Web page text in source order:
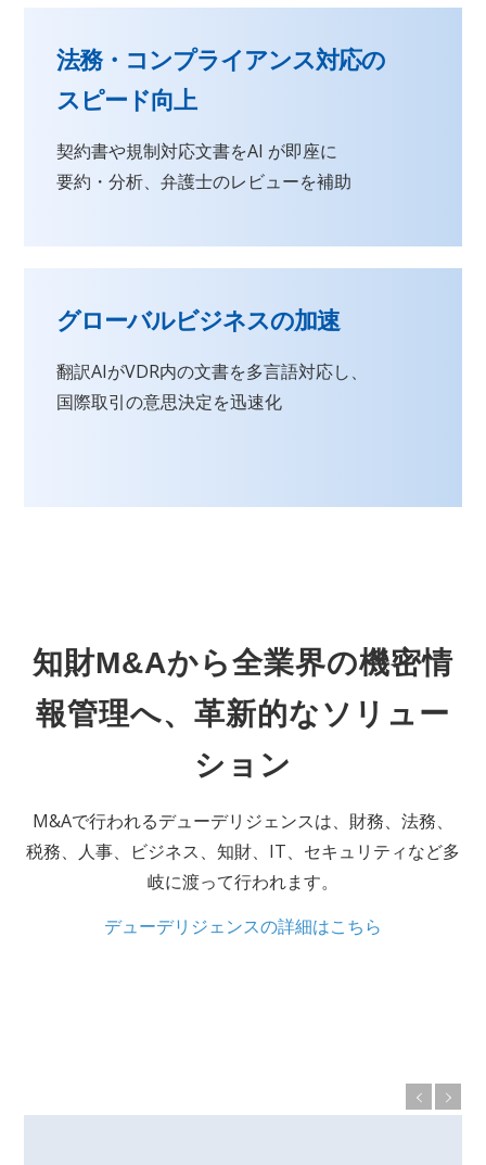
法務・コンプライアンス対応の
スピード向上
契約書や規制対応文書をAI が即座に
要約・分析、弁護士のレビューを補助
グローバルビジネスの加速
翻訳AIがVDR内の文書を多言語対応し、
国際取引の意思決定を迅速化
知財M&Aから全業界の機密情
報管理へ、革新的なソリュー
ション
M&Aで⾏われるデューデリジェンスは、財務、法務、
税務、⼈事、ビジネス、知財、IT、セキュリティなど多
岐に渡って⾏われます。
デューデリジェンスの詳細はこちら